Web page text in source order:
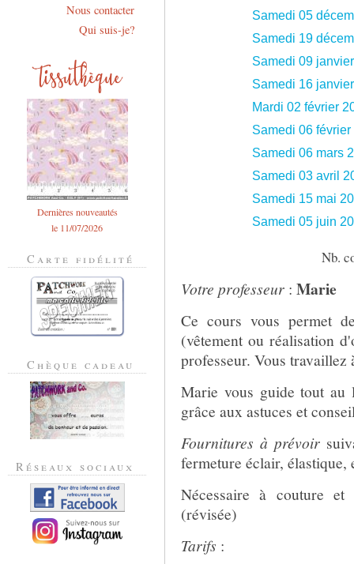
Samedi 05
Samedi 19
Samedi 09
Samedi 16
Mardi 02 février
Samedi 06 février
Samedi 06 mars
Samedi 03 avril
Samedi 15 mai
Samedi 05 juin
Nb.
Votre professeur : Marie
Ce cours vous permet
(vêtement ou réalisation
professeur. Vous
Marie vous guide tout
grâce aux astuces et
Fournitures à prévoir
fermeture éclair, élastique,
Nécessaire à couture
(révisée)
Tarifs :
Nous contacter
Qui suis-je?
Dernières nouveautés
le 11/07/2026
Carte fidélité
Chèque cadeau
Réseaux sociaux